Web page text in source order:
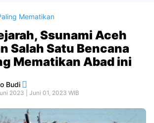
Mematikan
Ssunami Aceh
Salah Satu Bencana
Mematikan Abad ini
Budi
2023 | Juni 01, 2023 WIB